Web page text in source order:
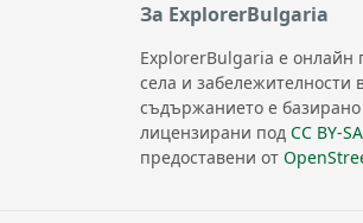
За ExplorerBulgaria
ExplorerBulgaria е онлайн
села и забележителности
съдържанието е
лицензирани подCC BY-
предоставени от